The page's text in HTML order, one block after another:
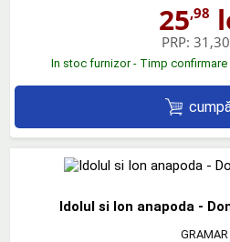
25,98
PRP:
In stoc furnizor - Timp
Idolul si Ion anapoda -
GRAMAR